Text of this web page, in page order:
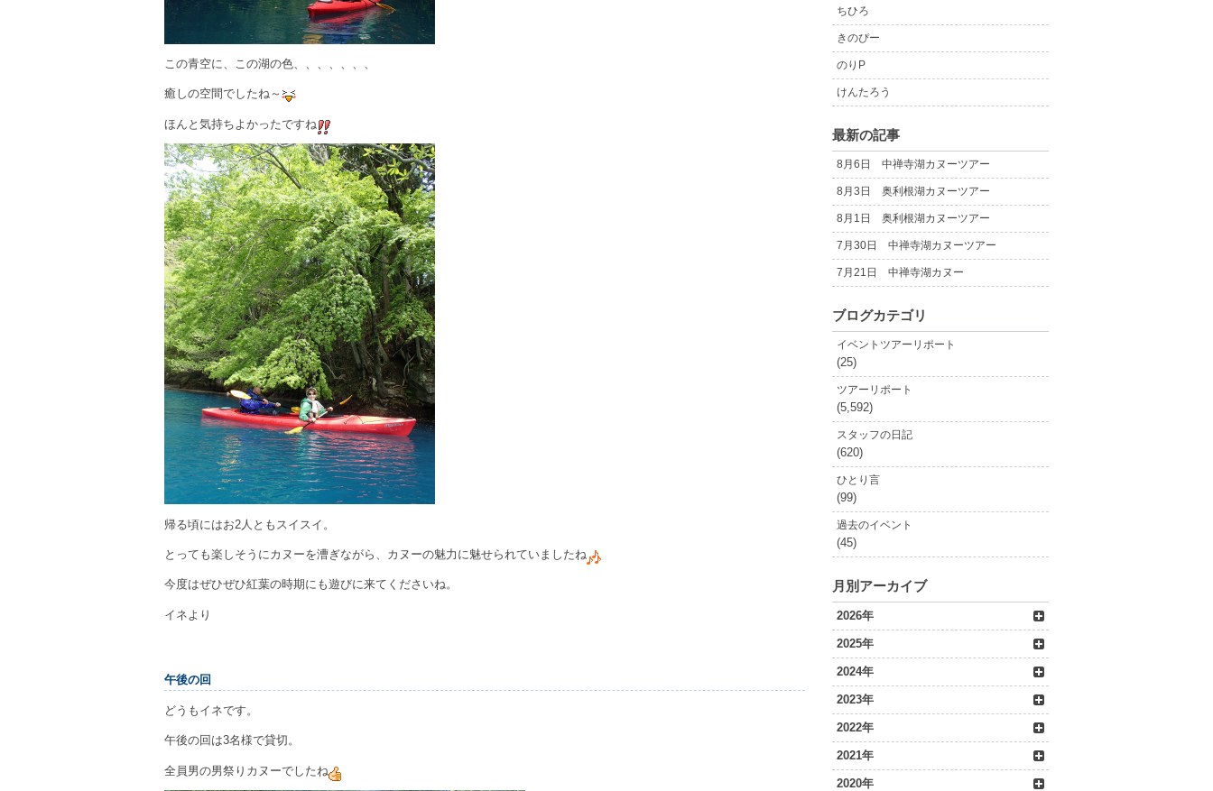
この青空に、この湖の色、、、、、、、
癒しの空間でしたね～
ほんと気持ちよかったですね
帰る頃にはお2人ともスイスイ。
とっても楽しそうにカヌーを漕ぎながら、カヌーの魅力に魅せられていましたね
今度はぜひぜひ紅葉の時期にも遊びに来てくださいね。
イネより
午後の回
どうもイネです。
午後の回は3名様で貸切。
全員男の男祭りカヌーでしたね
ちひろ
きのぴー
のりP
けんたろう
最新の記事
8月6日 中禅寺湖カヌーツアー
8月3日 奥利根湖カヌーツアー
8月1日 奥利根湖カヌーツアー
7月30日 中禅寺湖カヌーツアー
7月21日 中禅寺湖カヌー
ブログカテゴリ
イベントツアーリポート
(25)
ツアーリポート
(5,592)
スタッフの日記
(620)
ひとり言
(99)
過去のイベント
(45)
月別アーカイブ
2026年
2025年
2024年
2023年
2022年
2021年
2020年